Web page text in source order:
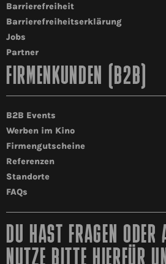
Barrierefreiheit
Barrierefreiheitserklärung
Jobs
Partner
FIRMENKUNDEN (B2B)
B2B Events
Werben im Kino
Firmengutscheine
Referenzen
Standorte
FAQs
DU HAST FRAGEN ODER